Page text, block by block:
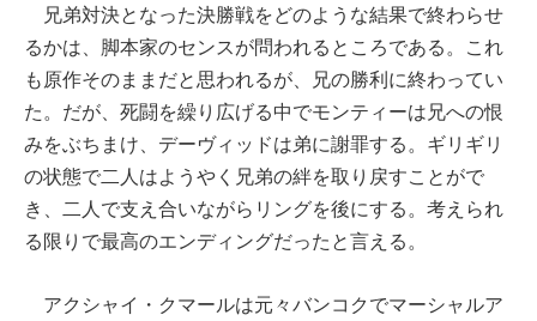
兄弟対決となった決勝戦をどのような結果で終わらせ
るかは、脚本家のセンスが問われるところである。これ
も原作そのままだと思われるが、兄の勝利に終わってい
た。だが、死闘を繰り広げる中でモンティーは兄への恨
みをぶちまけ、デーヴィッドは弟に謝罪する。ギリギリ
の状態で二人はようやく兄弟の絆を取り戻すことがで
き、二人で支え合いながらリングを後にする。考えられ
る限りで最高のエンディングだったと言える。
アクシャイ・クマールは元々バンコクでマーシャルア